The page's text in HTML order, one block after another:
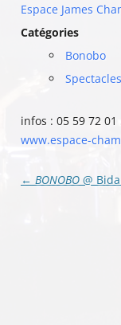
Espace James
Catégories
Bonobo
Spectacles
infos : 05 59 72 01
www.espace-
Navigation
← BONOBO @